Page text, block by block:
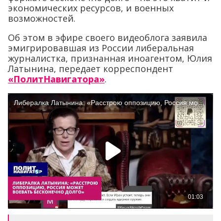
экономических ресурсов, и военных
возможностей.
Об этом в эфире своего видеоблога заявила
эмигрировавшая из России либеральная
журналистка, признанная иноагентом, Юлия
Латынина, передает корреспондент
«ПолитНавигатора».